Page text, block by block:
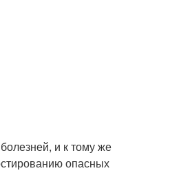
и к тому же
опасных